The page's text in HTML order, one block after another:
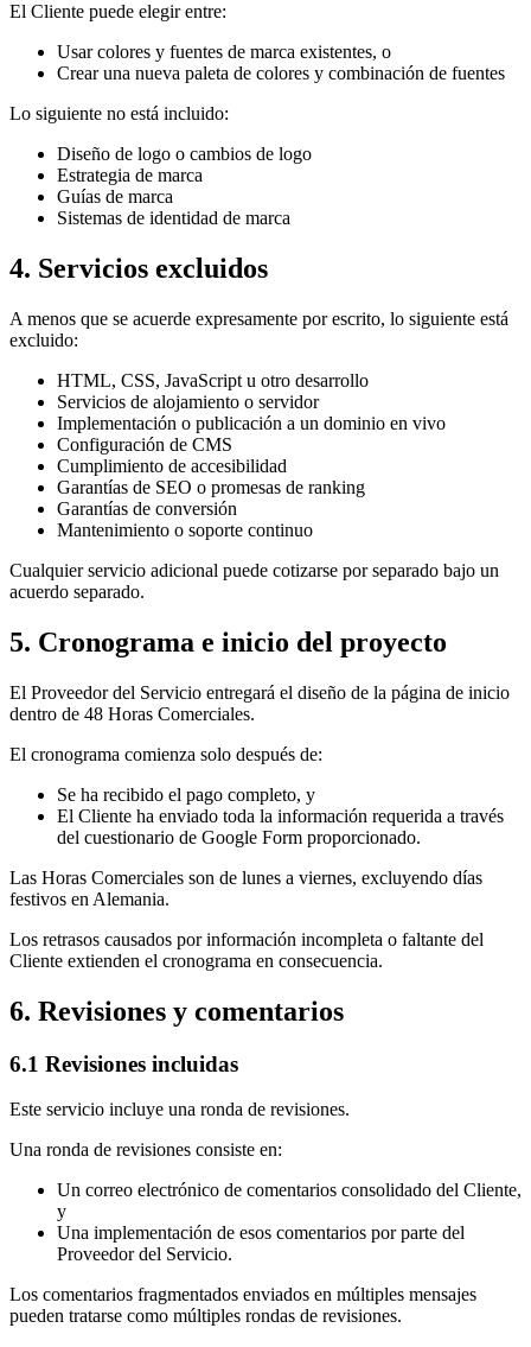
El Cliente puede elegir entre:
Usar colores y fuentes de marca existentes, o
Crear una nueva paleta de colores y combinación de fuentes
Lo siguiente no está incluido:
Diseño de logo o cambios de logo
Estrategia de marca
Guías de marca
Sistemas de identidad de marca
4. Servicios excluidos
A menos que se acuerde expresamente por escrito, lo siguiente está
excluido:
HTML, CSS, JavaScript u otro desarrollo
Servicios de alojamiento o servidor
Implementación o publicación a un dominio en vivo
Configuración de CMS
Cumplimiento de accesibilidad
Garantías de SEO o promesas de ranking
Garantías de conversión
Mantenimiento o soporte continuo
Cualquier servicio adicional puede cotizarse por separado bajo un
acuerdo separado.
5. Cronograma e inicio del proyecto
El Proveedor del Servicio entregará el diseño de la página de inicio
dentro de 48 Horas Comerciales.
El cronograma comienza solo después de:
Se ha recibido el pago completo, y
El Cliente ha enviado toda la información requerida a través
del cuestionario de Google Form proporcionado.
Las Horas Comerciales son de lunes a viernes, excluyendo días
festivos en Alemania.
Los retrasos causados por información incompleta o faltante del
Cliente extienden el cronograma en consecuencia.
6. Revisiones y comentarios
6.1 Revisiones incluidas
Este servicio incluye una ronda de revisiones.
Una ronda de revisiones consiste en:
Un correo electrónico de comentarios consolidado del Cliente,
y
Una implementación de esos comentarios por parte del
Proveedor del Servicio.
Los comentarios fragmentados enviados en múltiples mensajes
pueden tratarse como múltiples rondas de revisiones.